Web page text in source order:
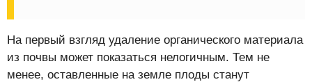
На первый взгляд удаление органического материала
из почвы может показаться нелогичным. Тем не
менее, оставленные на земле плоды станут